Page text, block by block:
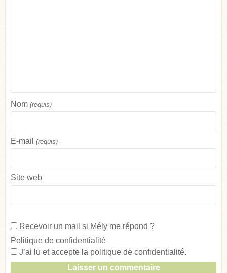
Nom (requis)
E-mail (requis)
Site web
Recevoir un mail si Mély me répond ?
Politique de confidentialité
J’ai lu et accepte la politique de confidentialité.